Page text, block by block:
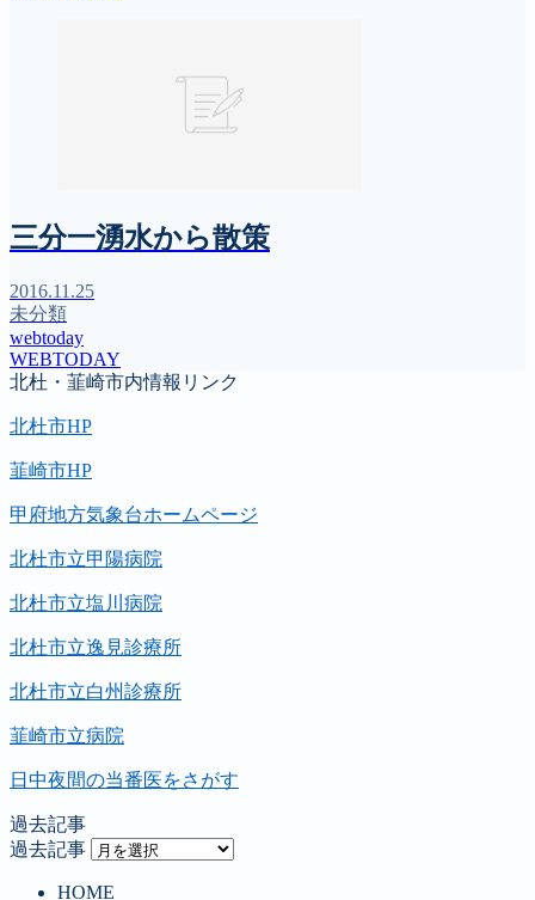
三分一湧水から散策
2016.11.25
未分類
webtoday
WEBTODAY
北杜・韮崎市内情報リンク
北杜市HP
韮崎市HP
甲府地方気象台ホームページ
北杜市立甲陽病院
北杜市立塩川病院
北杜市立逸見診療所
北杜市立白州診療所
韮崎市立病院
日中夜間の当番医をさがす
過去記事
過去記事
HOME